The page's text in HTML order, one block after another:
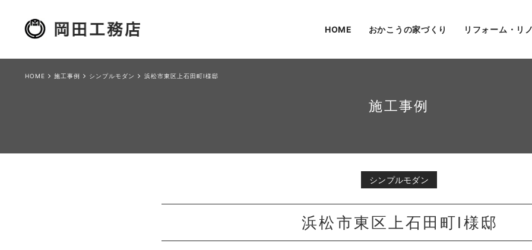
HOME おかこうの家づくり リフォーム・リ
施工事例
HOME 施工事例 シンプルモダン 浜松市東区上石田町I様邸
シンプルモダン
浜松市東区上石田町I様邸